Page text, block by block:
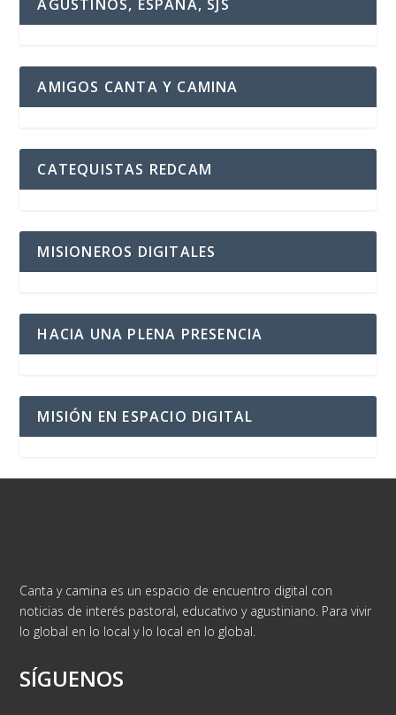
AGUSTINOS, ESPAÑA, SJS
AMIGOS CANTA Y CAMINA
CATEQUISTAS REDCAM
MISIONEROS DIGITALES
HACIA UNA PLENA PRESENCIA
MISIÓN EN ESPACIO DIGITAL
Canta y camina es un espacio de encuentro digital con
noticias de interés pastoral, educativo y agustiniano. Para vivir
lo global en lo local y lo local en lo global.
SÍGUENOS